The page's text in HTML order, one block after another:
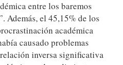
entre los baremos
Además, el 45,15% de los
académica
causado problemas
inversa significativa